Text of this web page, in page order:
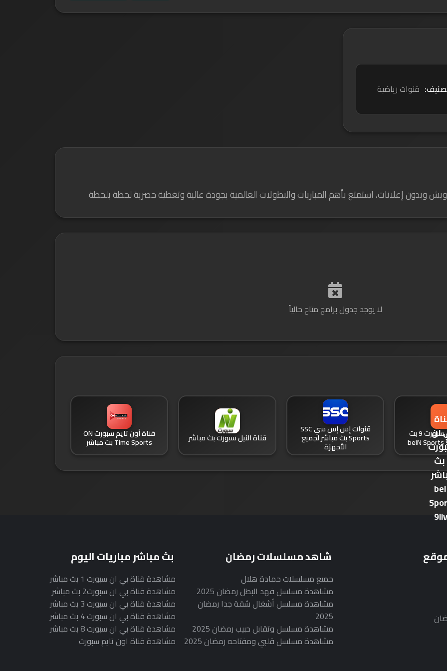
قنوات رياضية
لا يوجد جدول برامج متاح حالياً
قناة بي ان سبورت 9 بث قنوات إس إس سي SSC
Sports بث مباشر لجميع
الأجهزة
قناة النيل سبورت بث مباشر قناة أون تايم سبورت ON
Time Sports بث مباشر
شاهد مسلسلات رمضان
جميع مسلسلات حمادة هلال
مشاهدة مسلسل فهد البطل رمضان 2025
مشاهدة مسلسل أشغال شقة جدا رمضان
2025
مشاهدة مسلسل وتقابل حبيب رمضان 2025
مشاهدة مسلسل قلبي ومفتاحه رمضان 2025
بث مباشر مباريات اليوم
مشاهدة قناة بي ان سبورت 1 بث مباشر
مشاهدة قناة بي ان سبورت2 بث مباشر
مشاهدة قناة بي ان سبورت 3 بث مباشر
مشاهدة قناة بي ان سبورت 4 بث مباشر
مشاهدة قناة بي ان سبورت 8 بث مباشر
مشاهدة قناة اون تايم سبورت